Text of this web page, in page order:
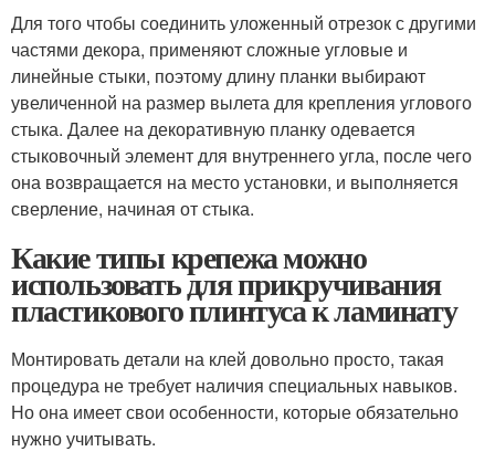
Для того чтобы соединить уложенный отрезок с другими
частями декора, применяют сложные угловые и
линейные стыки, поэтому длину планки выбирают
увеличенной на размер вылета для крепления углового
стыка. Далее на декоративную планку одевается
стыковочный элемент для внутреннего угла, после чего
она возвращается на место установки, и выполняется
сверление, начиная от стыка.
Какие типы крепежа можно
использовать для прикручивания
пластикового плинтуса к ламинату
Монтировать детали на клей довольно просто, такая
процедура не требует наличия специальных навыков.
Но она имеет свои особенности, которые обязательно
нужно учитывать.